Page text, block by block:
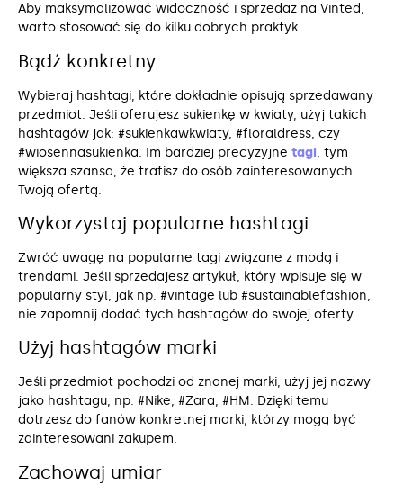
Aby maksymalizować widoczność i sprzedaż na Vinted,
warto stosować się do kilku dobrych praktyk.
Bądź konkretny
Wybieraj hashtagi, które dokładnie opisują sprzedawany
przedmiot. Jeśli oferujesz sukienkę w kwiaty, użyj takich
hashtagów jak: #sukienkawkwiaty, #floraldress, czy
#wiosennasukienka. Im bardziej precyzyjne tagi, tym
większa szansa, że trafisz do osób zainteresowanych
Twoją ofertą.
Wykorzystaj popularne hashtagi
Zwróć uwagę na popularne tagi związane z modą i
trendami. Jeśli sprzedajesz artykuł, który wpisuje się w
popularny styl, jak np. #vintage lub #sustainablefashion,
nie zapomnij dodać tych hashtagów do swojej oferty.
Użyj hashtagów marki
Jeśli przedmiot pochodzi od znanej marki, użyj jej nazwy
jako hashtagu, np. #Nike, #Zara, #HM. Dzięki temu
dotrzesz do fanów konkretnej marki, którzy mogą być
zainteresowani zakupem.
Zachowaj umiar